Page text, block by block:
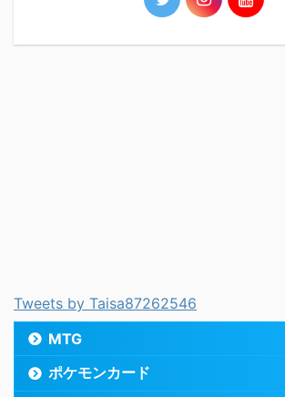
Tweets by Taisa87262546
MTG
ポケモンカード